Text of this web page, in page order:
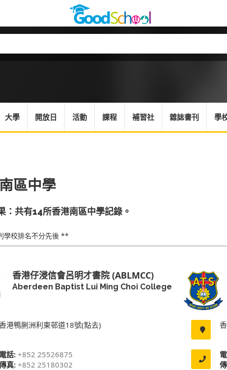
大學 開放日 活動 課程 補習社 雜誌書刊 學
區中學
：共有14所香港南區中學記錄。
學校排名不分先後 **
香港仔浸信會呂明才書院 (ABLMCC)
Aberdeen Baptist Lui Ming Choi College
港鴨脷洲利東邨道18號(點去)
話: +852 25526875
真: +852 25180302